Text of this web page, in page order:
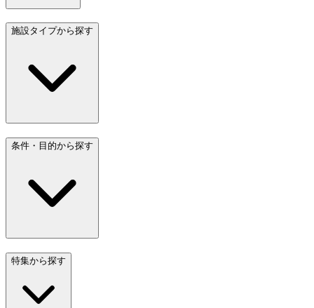
施設タイプから探す
条件・目的から探す
特集から探す